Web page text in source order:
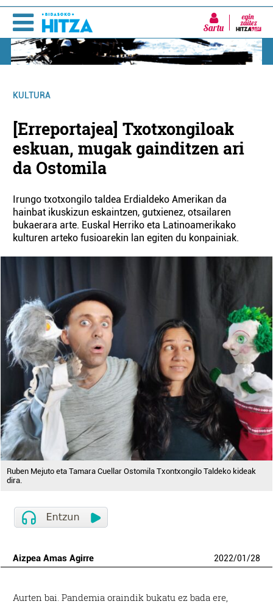
Sartu
KULTURA
[Erreportajea] Txotxongiloak
eskuan, mugak gainditzen ari
da Ostomila
Irungo txotxongilo taldea Erdialdeko Amerikan da
hainbat ikuskizun eskaintzen, gutxienez, otsailaren
bukaerara arte. Euskal Herriko eta Latinoamerikako
kulturen arteko fusioarekin lan egiten du konpainiak.
Ruben Mejuto eta Tamara Cuellar Ostomila Txontxongilo Taldeko kideak
dira.
Aizpea Amas Agirre 2022/01/28
Aurten bai. Pandemia oraindik bukatu ez bada ere,